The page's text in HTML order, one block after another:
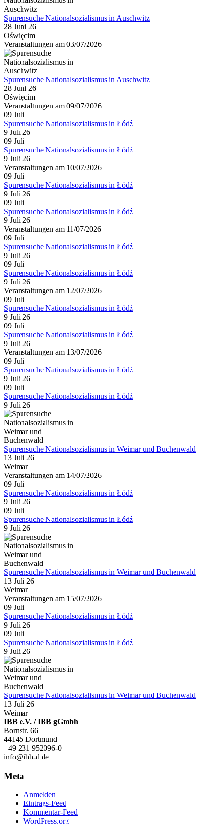
Spurensuche Nationalsozialismus in Auschwitz
28 Juni 26
Oświęcim
Veranstaltungen am 03/07/2026
Spurensuche Nationalsozialismus in Auschwitz
28 Juni 26
Oświęcim
Veranstaltungen am 09/07/2026
09 Juli
Spurensuche Nationalsozialismus in Łódź
9 Juli 26
09 Juli
Spurensuche Nationalsozialismus in Łódź
9 Juli 26
Veranstaltungen am 10/07/2026
09 Juli
Spurensuche Nationalsozialismus in Łódź
9 Juli 26
09 Juli
Spurensuche Nationalsozialismus in Łódź
9 Juli 26
Veranstaltungen am 11/07/2026
09 Juli
Spurensuche Nationalsozialismus in Łódź
9 Juli 26
09 Juli
Spurensuche Nationalsozialismus in Łódź
9 Juli 26
Veranstaltungen am 12/07/2026
09 Juli
Spurensuche Nationalsozialismus in Łódź
9 Juli 26
09 Juli
Spurensuche Nationalsozialismus in Łódź
9 Juli 26
Veranstaltungen am 13/07/2026
09 Juli
Spurensuche Nationalsozialismus in Łódź
9 Juli 26
09 Juli
Spurensuche Nationalsozialismus in Łódź
9 Juli 26
Spurensuche Nationalsozialismus in Weimar und Buchenwald
13 Juli 26
Weimar
Veranstaltungen am 14/07/2026
09 Juli
Spurensuche Nationalsozialismus in Łódź
9 Juli 26
09 Juli
Spurensuche Nationalsozialismus in Łódź
9 Juli 26
Spurensuche Nationalsozialismus in Weimar und Buchenwald
13 Juli 26
Weimar
Veranstaltungen am 15/07/2026
09 Juli
Spurensuche Nationalsozialismus in Łódź
9 Juli 26
09 Juli
Spurensuche Nationalsozialismus in Łódź
9 Juli 26
Spurensuche Nationalsozialismus in Weimar und Buchenwald
13 Juli 26
Weimar
IBB e.V. / IBB gGmbh
Bornstr. 66
44145 Dortmund
+49 231 952096-0
info@ibb-d.de
Meta
Anmelden
Eintrags-Feed
Kommentar-Feed
WordPress.org